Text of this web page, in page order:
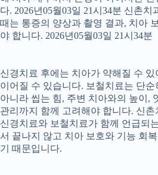
다. 2026년05월03일 21시34분 신촌
때는 통증의 양상과 촬영 결과, 치아
야 합니다. 2026년05월03일 21시34분
신경치료 후에는 치아가 약해질 수
이어질 수 있습니다. 보철치료는 단순
아니라 씹는 힘, 주변 치아와의 높이,
관리까지 함께 고려해야 합니다. 신
신경치료와 보철치료가 함께 언급되
서 끝나지 않고 치아 보호와 기능 회
기 때문입니다.